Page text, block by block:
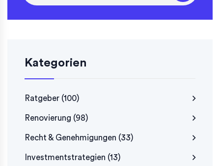
Kategorien
Ratgeber (100)
Renovierung (98)
Recht & Genehmigungen (33)
Investmentstrategien (13)